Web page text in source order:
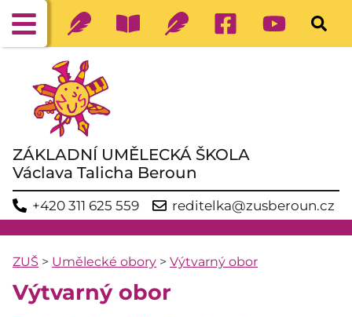
ZÁKLADNÍ UMĚLECKÁ ŠKOLA
Václava Talicha Beroun
+420 311 625 559 reditelka@zusberoun.cz
ZUŠ > Umělecké obory > Výtvarný obor
Výtvarný obor